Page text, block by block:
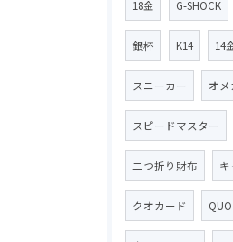
18金 G-SHOCK
銀杯 K14 14
スニーカー オメ
スピードマスター
二つ折り財布
クオカード QUO